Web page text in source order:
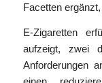
Facetten
E-Zigaretten
aufzeigt, zwei
Anforderungen